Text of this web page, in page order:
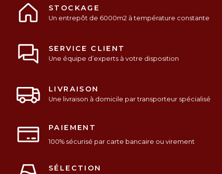
STOCKAGE
Un entrepôt de 6000m2 à température constante
SERVICE CLIENT
Une équipe d’experts à votre disposition
LIVRAISON
Une livraison à domicile par transporteur spécialisé
PAIEMENT
100% sécurisé par carte bancaire ou virement
SÉLECTION